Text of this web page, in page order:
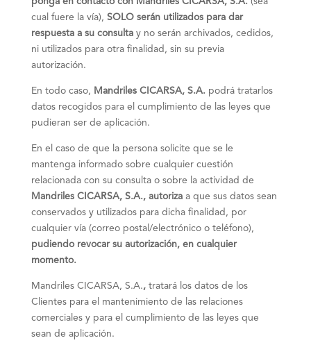
cual fuere la vía), SOLO serán utilizados para dar
respuesta a su consulta y no serán archivados, cedidos,
ni utilizados para otra finalidad, sin su previa
autorización.
En todo caso, Mandriles CICARSA, S.A. podrá tratarlos
datos recogidos para el cumplimiento de las leyes que
pudieran ser de aplicación.
En el caso de que la persona solicite que se le
mantenga informado sobre cualquier cuestión
relacionada con su consulta o sobre la actividad de
Mandriles CICARSA, S.A., autorizaa que sus datos sean
conservados y utilizados para dicha finalidad, por
cualquier vía (correo postal/electrónico o teléfono),
pudiendo revocar su autorización, en cualquier
momento.
Mandriles CICARSA, S.A.,tratará los datos de los
Clientes para el mantenimiento de las relaciones
comerciales y para el cumplimiento de las leyes que
sean de aplicación.